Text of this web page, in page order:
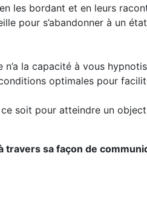
les bordant et en leurs
pour s’abandonner à un
la capacité à vous
optimales pour
soit pour atteindre un
travers sa façon de